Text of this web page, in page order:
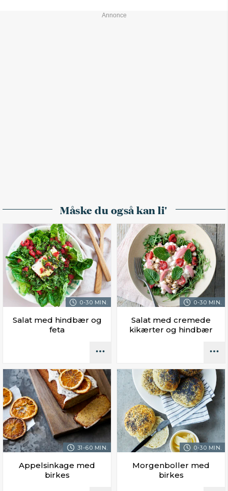
Måske du også kan li'
0-30 MIN.
Salat med hindbær og
feta
0-30 MIN.
Salat med cremede
kikærter og hindbær
31-60 MIN.
Appelsinkage med
birkes
0-30 MIN.
Morgenboller med
birkes